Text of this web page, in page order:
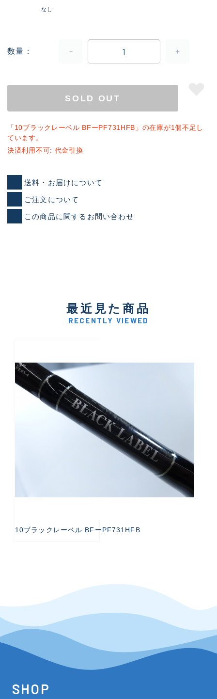
なし
数量
SOLD OUT
「10ブラックレーベル BFーPF731HFB」の在庫が1個不足し
ています。
決済利用不可: 代金引換
送料・お届けについて
ご注文について
この商品に関するお問い合わせ
最近見た商品
RECENTLY VIEWED
10ブラックレーベル BFーPF731HFB
SHOP